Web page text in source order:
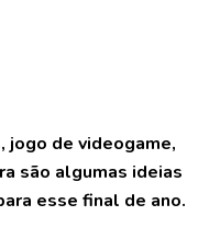
jogo de videogame,
são algumas ideias
esse final de ano.